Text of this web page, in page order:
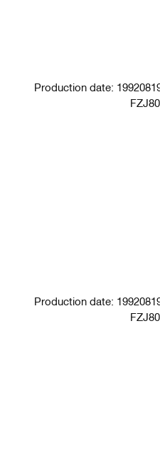
Production date:
Production date: